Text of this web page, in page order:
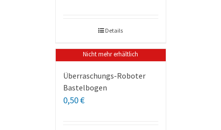
Details
Nicht mehr erhältlich
Überraschungs-Roboter
Bastelbogen
0,50€